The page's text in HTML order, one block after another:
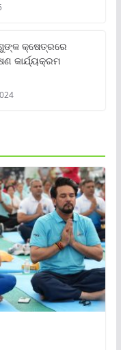
କ୍ଷେତ୍ରରେ
କାର୍ଯ୍ୟକ୍ରମ